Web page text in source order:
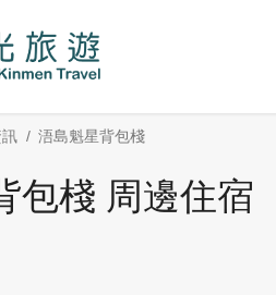
浯島魁星背包棧
包棧 周邊住宿